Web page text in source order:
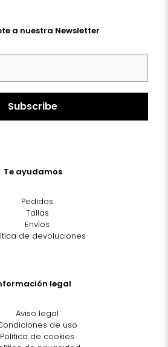
a nuestra Newsletter
Te ayudamos
Pedidos
Tallas
Envíos
de devoluciones
legal
Aviso legal
de uso
Política de cookies